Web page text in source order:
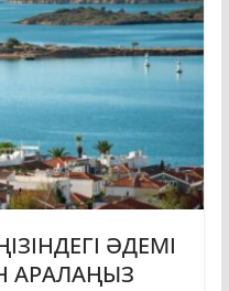
ӘДЕМІ
АРАЛАҢЫЗ